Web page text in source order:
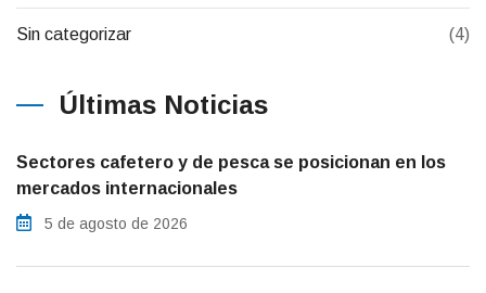
Sin categorizar (4)
Últimas Noticias
Sectores cafetero y de pesca se posicionan en los
mercados internacionales
5 de agosto de 2026